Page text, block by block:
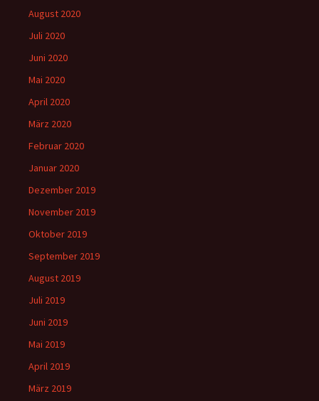
August 2020
Juli 2020
Juni 2020
Mai 2020
April 2020
März 2020
Februar 2020
Januar 2020
Dezember 2019
November 2019
Oktober 2019
September 2019
August 2019
Juli 2019
Juni 2019
Mai 2019
April 2019
März 2019